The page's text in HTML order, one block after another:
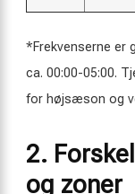
*Frekvenserne er
ca. 00:00-05:00.
for højsæson og
2.
og zoner